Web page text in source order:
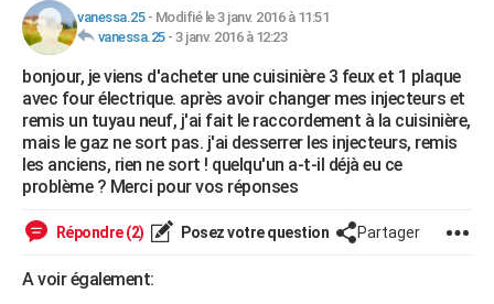
Retraite
Impôts
Epargne
Immobilier
Risques naturels par ville
Banque
Assurance
Crédit
AUTO
Essais
Réserver un essai
Citadines
Berlines
SUV
Forum auto
HIGH-TECH
Mobiles
Meilleur smartphone
Internet
Ordinateurs
Jeux vidéo
Guide high-tech
+BRICOLAGE
Forum
Aménagement intérieur
Extérieur
Cuisine
Salle de bains
Jardinage
Rangement
WEEK-END
Guides de France
Escapades
Patrimoine
Expositions
Musées
Week-end nature
LIFESTYLE
Art de vivre
Bien-être
Loisirs
Mode
Modes de vie
SANTE
Alimentation
Guide de la santé
Maladies
Médicaments
Sommeil
VOYAGE
vanessa.25- Modifié le 3 janv. 2016 à 11:51
vanessa.25- 3 janv. 2016 à 12:23
bonjour, je viens d'acheter une cuisinière 3 feux et 1 plaque
avec four électrique. après avoir changer mes injecteurs et
remis un tuyau neuf, j'ai fait le raccordement à la cuisinière,
mais le gaz ne sort pas. j'ai desserrer les injecteurs, remis
les anciens, rien ne sort ! quelqu'un a-t-il déjà eu ce
problème ? Merci pour vos réponses
Répondre (2) Posez votre question Partager
A voir également: